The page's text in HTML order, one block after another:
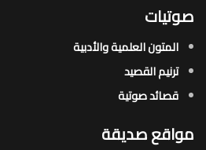
صوتيات
المتون العلمية والأدبية
ترنيم القصيد
قصائد صوتية
مواقع صديقة